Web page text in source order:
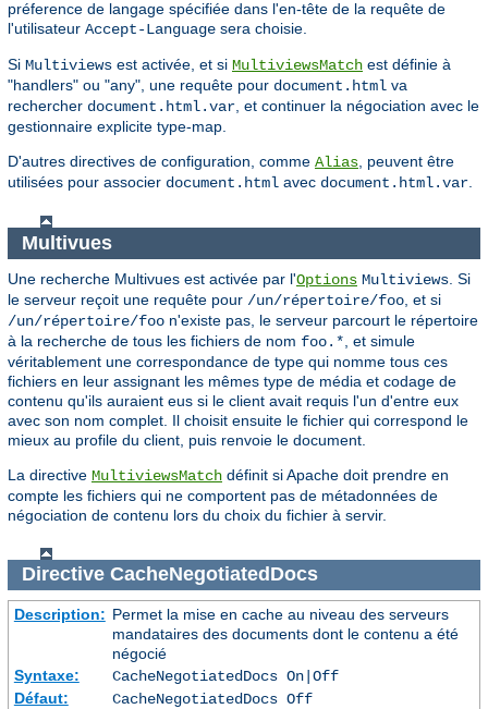
préference de langage spécifiée dans l'en-tête de la requête de
l'utilisateur Accept-Language sera choisie.
Si Multiviews est activée, et si MultiviewsMatch est définie à
"handlers" ou "any", une requête pour document.html va
rechercher document.html.var, et continuer la négociation avec le
gestionnaire explicite type-map.
D'autres directives de configuration, comme Alias, peuvent être
utilisées pour associer document.html avec document.html.var.
Multivues
Une recherche Multivues est activée par l'Options Multiviews . Si
le serveur reçoit une requête pour /un/répertoire/foo , et si
/un/répertoire/foo n'existe pas, le serveur parcourt le répertoire
à la recherche de tous les fichiers de nom foo.* , et simule
véritablement une correspondance de type qui nomme tous ces
fichiers en leur assignant les mêmes type de média et codage de
contenu qu'ils auraient eus si le client avait requis l'un d'entre eux
avec son nom complet. Il choisit ensuite le fichier qui correspond le
mieux au profile du client, puis renvoie le document.
La directive MultiviewsMatch définit si Apache doit prendre en
compte les fichiers qui ne comportent pas de métadonnées de
négociation de contenu lors du choix du fichier à servir.
Directive CacheNegotiatedDocs
Description: Permet la mise en cache au niveau des serveurs
mandataires des documents dont le contenu a été
négocié
Syntaxe:
CacheNegotiatedDocs On|Off
Défaut:
CacheNegotiatedDocs Off